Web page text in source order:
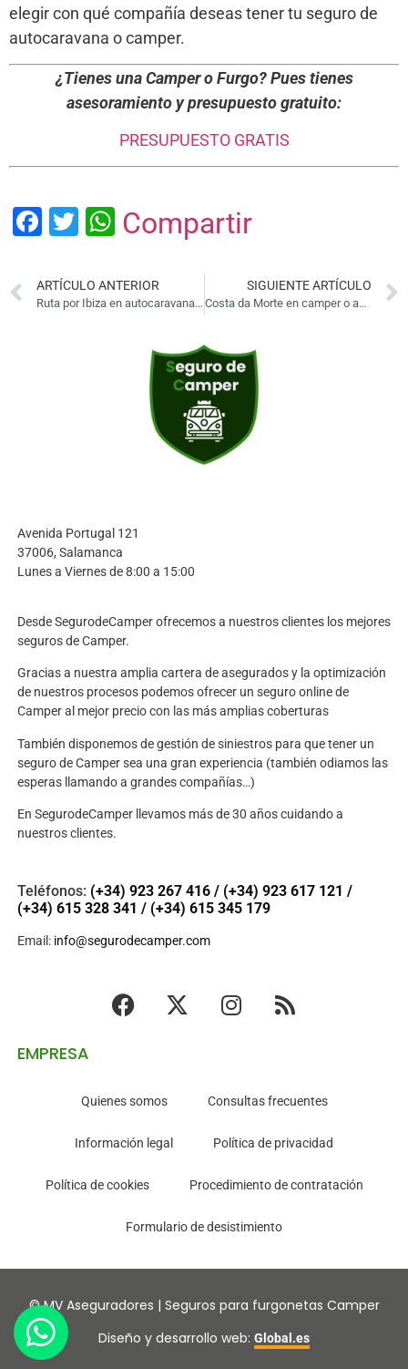
elegir con qué compañía deseas tener tu seguro de
autocaravana o camper.
¿Tienes una Camper o Furgo? Pues tienes
asesoramiento y presupuesto gratuito:
PRESUPUESTO GRATIS
Facebook
Twitter
WhatsApp
Compartir
ARTÍCULO ANTERIOR
Ruta por Ibiza en autocaravana o camper
SIGUIENTE ARTÍCULO
Costa da Morte en camper o autocaravana
Avenida Portugal 121
37006, Salamanca
Lunes a Viernes de 8:00 a 15:00
Desde SegurodeCamper ofrecemos a nuestros clientes los mejores
seguros de Camper.
Gracias a nuestra amplia cartera de asegurados y la optimización
de nuestros procesos podemos ofrecer un seguro online de
Camper al mejor precio con las más amplias coberturas
También disponemos de gestión de siniestros para que tener un
seguro de Camper sea una gran experiencia (también odiamos las
esperas llamando a grandes compañías…)
En SegurodeCamper llevamos más de 30 años cuidando a
nuestros clientes.
Teléfonos: (+34) 923 267 416/ (+34) 923 617 121 /
(+34) 615 328 341 / (+34) 615 345 179
Email: info@segurodecamper.com
EMPRESA
Quienes somos Consultas frecuentes
Información legal Política de privacidad
Política de cookies Procedimiento de contratación
Formulario de desistimiento
© MV Aseguradores | Seguros para furgonetas Camper
Diseño y desarrollo web: Global.es